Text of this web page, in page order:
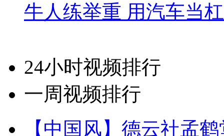
牛人练举重 用汽车当
24小时视频排行
一周视频排行
【中国风】德云社孟